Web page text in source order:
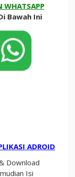
WHATSAPP
Bawah Ini
ADROID
Download
Isi